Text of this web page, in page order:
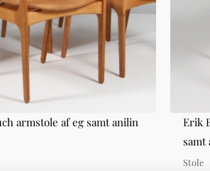
armstole af eg samt anilin
Erik
samt
Stole